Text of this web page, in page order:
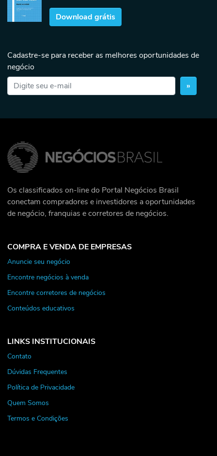
Download grátis
Cadastre-se para receber as melhores oportunidades de
negócio
»
Os classificados on-line do Portal Negócios Brasil
conectam compradores e investidores a oportunidades
de negócio, franquias e corretores de negócios.
COMPRA E VENDA DE EMPRESAS
Anuncie seu negócio
Encontre negócios à venda
Encontre corretores de negócios
Conteúdos educativos
LINKS INSTITUCIONAIS
Contato
Dúvidas Frequentes
Política de Privacidade
Quem Somos
Termos e Condições